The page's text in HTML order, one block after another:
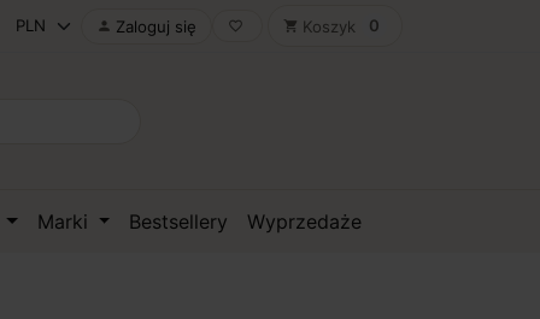
 Zaloguj się favorite_border shopping_cart Koszyk 0
Marki Bestsellery Wyprzedaże